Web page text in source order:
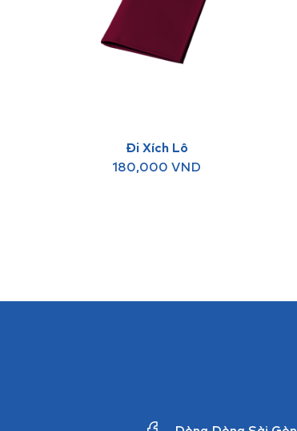
Đi Xích Lô
180,000VND